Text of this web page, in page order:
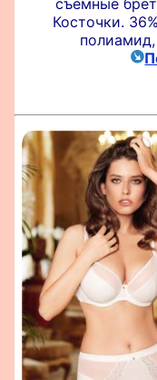
Косточки.
полиамид,